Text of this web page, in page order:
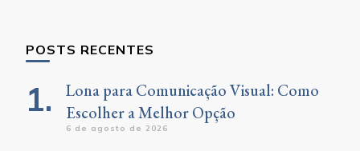
POSTS RECENTES
Lona para Comunicação Visual: Como
Escolher a Melhor Opção
6 de agosto de 2026